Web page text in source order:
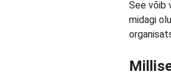
See võib
midagi